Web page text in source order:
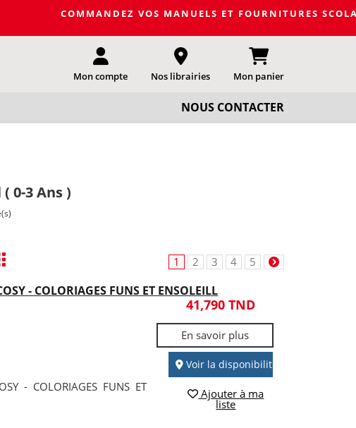
COMMANDEZ VOS MANUELS ET FOURNITURES
Mon compte Nos librairies Mon panier
NOUS CONTACTER
0-3 Ans )
1 2 3 4 5
- COLORIAGES FUNS ET ENSOLEILL
- COLORIAGES FUNS ET
41,790 TND
En savoir plus
Voir la disponibilité
Ajouter à ma
liste